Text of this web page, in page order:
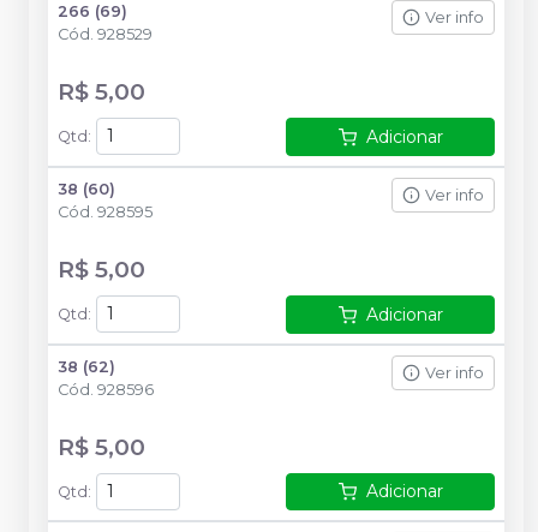
266 (69)
Cód. 928529
Ver info
R$ 5,00
Qtd : Adicionar
38 (60)
Cód. 928595
Ver info
R$ 5,00
Qtd : Adicionar
38 (62)
Cód. 928596
Ver info
R$ 5,00
Qtd: Adicionar